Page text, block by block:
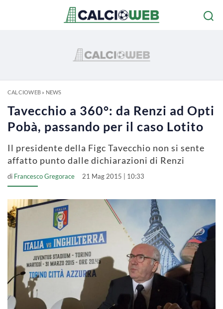
CALCIOWEB» NEWS
Tavecchio a 360°: da Renzi ad Opti
Pobà, passando per il caso Lotito
Il presidente della Figc Tavecchio non si sente
affatto punto dalle dichiarazioni di Renzi
di Francesco Gregorace 21 Mag 2015 | 10:33